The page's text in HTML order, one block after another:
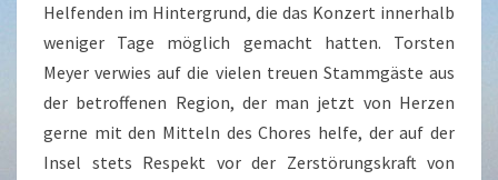
Helfenden im Hintergrund, die das Konzert innerhalb
weniger Tage möglich gemacht hatten. Torsten
Meyer verwies auf die vielen treuen Stammgäste aus
der betroffenen Region, der man jetzt von Herzen
gerne mit den Mitteln des Chores helfe, der auf der
Insel stets Respekt vor der Zerstörungskraft von